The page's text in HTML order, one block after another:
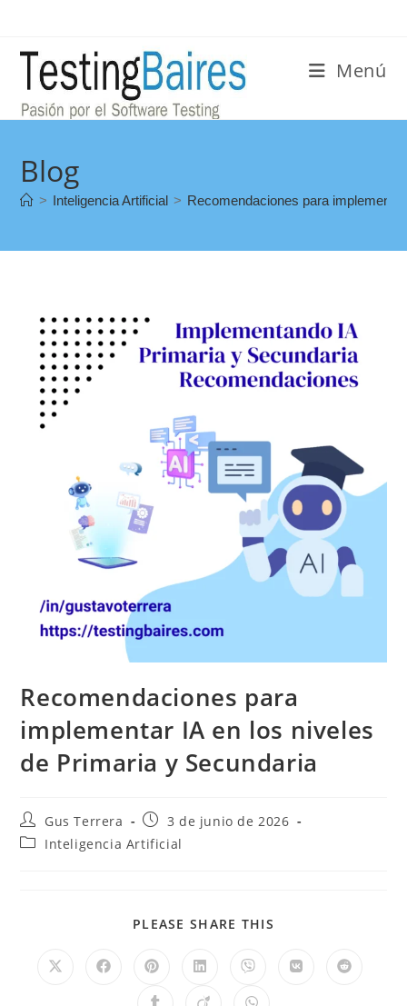
Menú
Blog
> Inteligencia Artificial > Recomendaciones para
Recomendaciones para
implementar IA en los niveles
de Primaria y Secundaria
Gus Terrera
3 de junio de 2026
Inteligencia Artificial
PLEASE SHARE THIS